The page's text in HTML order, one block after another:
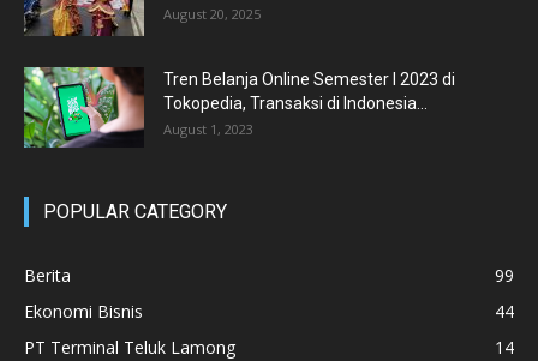
August 20, 2025
Tren Belanja Online Semester I 2023 di
Tokopedia, Transaksi di Indonesia...
August 1, 2023
POPULAR CATEGORY
Berita
99
Ekonomi Bisnis
44
PT Terminal Teluk Lamong
14